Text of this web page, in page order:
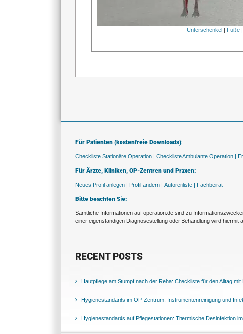
Unterschenkel Füße
Für Patienten (kostenfreie Downloads):
Checkliste Stationäre Operation | Checkliste Ambulante Operation |
Für Ärzte, Kliniken, OP-Zentren und Praxen:
Neues Profil anlegen | Profil ändern | Autorenliste | Fachbeirat
Bitte beachten Sie:
Sämtliche Informationen auf operation.de sind zu
einer eigenständigen Diagnosestellung oder Behandlung wird hiermit
RECENT POSTS
Hautpflege am Stumpf nach der Reha: Checkliste für den Alltag mit
Hygienestandards im OP-Zentrum: Instrumentenreinigung und
Hygienestandards auf Pflegestationen: Thermische Desinfektion